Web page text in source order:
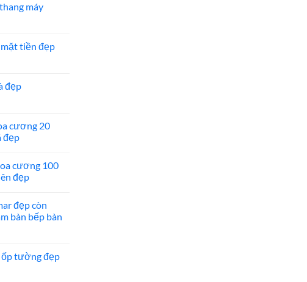
máy
tiền đẹp
đẹp
cương 20
đẹp
cương 100
đẹp
đẹp còn
bàn bếp bàn
tường đẹp